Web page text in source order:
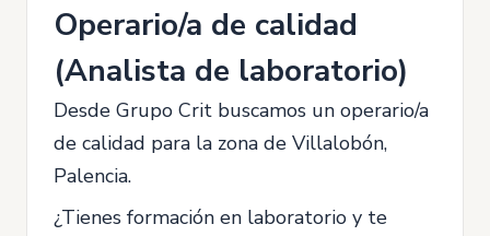
Operario/a de calidad
(Analista de laboratorio)
Desde Grupo Crit buscamos un operario/a
de calidad para la zona de Villalobón,
Palencia.
¿Tienes formación en laboratorio y te